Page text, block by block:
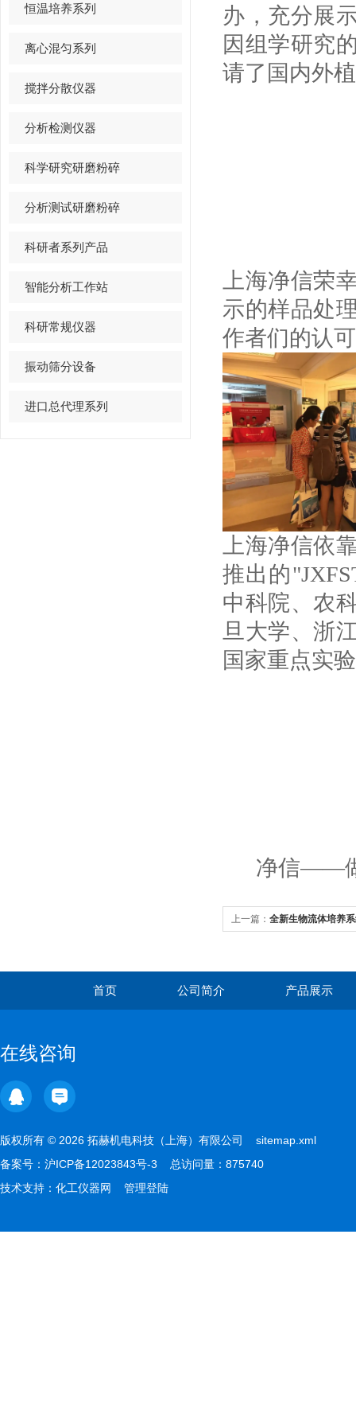
恒温培养系列
离心混匀系列
搅拌分散仪器
分析检测仪器
科学研究研磨粉碎
分析测试研磨粉碎
科研者系列产品
智能分析工作站
科研常规仪器
振动筛分设备
进口总代理系列
办，充分展
因组学研究
请了国内外
上海净信荣
示的样品处
作者们的认
上海净信依
推出的
中科院、农
旦大学、浙
国家重点实
净信——做
上一篇： 全新生物流体培养
首页 公司简介 产品展示
在线咨询
版权所有 © 2026 拓赫机电科技（上海）有限公司 sitemap.xml
备案号： 沪ICP备12023843号-3 总访问量：875740
技术支持： 化工仪器网 管理登陆